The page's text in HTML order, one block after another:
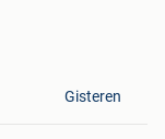
Gisteren